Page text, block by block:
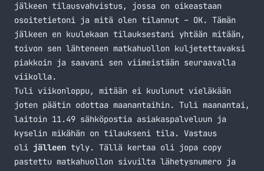
jälkeen tilausvahvistus, jossa on oikeastaan
osoitetietoni ja mitä olen tilannut – OK. Tämän
jälkeen en kuulekaan tilauksestani yhtään mitään,
toivon sen lähteneen matkahuollon kuljetettavaksi
piakkoin ja saavani sen viimeistään seuraavalla
viikolla.
Tuli viikonloppu, mitään ei kuulunut vieläkään
joten päätin odottaa maanantaihin. Tuli maanantai,
laitoin 11.49 sähköpostia asiakaspalveluun ja
kyselin mikähän on tilaukseni tila. Vastaus
oli jälleen tyly. Tällä kertaa oli jopa copy
pastettu matkahuollon sivuilta lähetysnumero ja